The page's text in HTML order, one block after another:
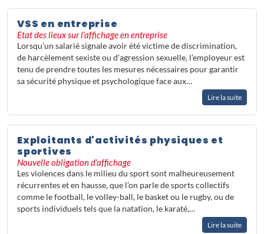
VSS en entreprise
Etat des lieux sur l’affichage en entreprise
Lorsqu’un salarié signale avoir été victime de discrimination,
de harcèlement sexiste ou d’agression sexuelle, l’employeur est
tenu de prendre toutes les mesures nécessaires pour garantir
sa sécurité physique et psychologique face aux…
Lire la suite
Exploitants d'activités physiques et
sportives
Nouvelle obligation d’affichage
Les violences dans le milieu du sport sont malheureusement
récurrentes et en hausse, que l’on parle de sports collectifs
comme le football, le volley-ball, le basket ou le rugby, ou de
sports individuels tels que la natation, le karaté,…
Lire la suite